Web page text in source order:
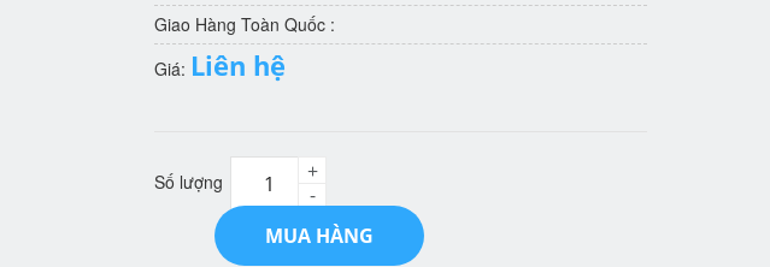
Giao Hàng Toàn Quốc :
Giá: Liên hệ
Số lượng
-
+
MUA HÀNG